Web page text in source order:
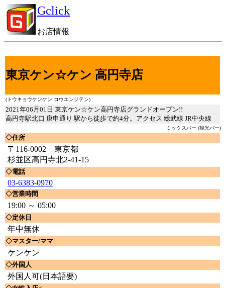
Gclick
お店情報
東京ケン☆ケン 高円寺店
(トウキョウケンケン コウエンジテン)
2021年06月01日 東京ケン☆ケン高円寺店グランドオープン!!
高円寺駅北口 庚申通り 駅から徒歩で約4分。アクセス 総武線 JR中央線
ミックスバー (観光バー)
◇住所
〒116-0002 東京都
杉並区高円寺北2-41-15
◇電話
03-6383-0970
◇営業時間
19:00 ～ 05:00
◇定休日
年中無休
◇マスター/ママ
ケンケン
◇外国人
外国人可(日本語要)